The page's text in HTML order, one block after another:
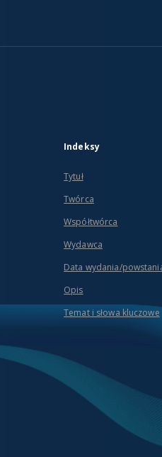
Indeksy
Tytuł
Twórca
Współtwórca
Wydawca
Data wydania/
Opis
Temat i słowa kluczowe